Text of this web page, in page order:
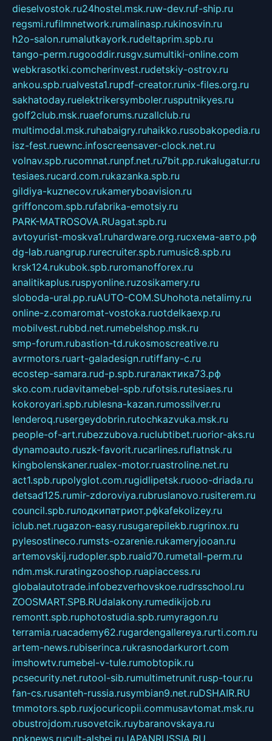
dieselvostok.ru24hostel.msk.ruw-dev.ruf-ship.ru
regsmi.rufilmnetwork.rumalinasp.rukinosvin.ru
h2o-salon.rumalutkayork.rudeltaprim.spb.ru
tango-perm.rugooddir.rusgv.sumultiki-online.com
webkrasotki.comcherinvest.rudetskiy-ostrov.ru
ankou.spb.rualvesta1.rupdf-creator.runix-files.org.ru
sakhatoday.ruelektrikersymboler.rusputnikyes.ru
golf2club.msk.ruaeforums.ruzallclub.ru
multimodal.msk.ruhabaigry.ruhaikko.rusobakopedia.ru
isz-fest.ruewnc.infoscreensaver-clock.net.ru
volnav.spb.rucomnat.runpf.net.ru7bit.pp.rukalugatur.ru
tesiaes.rucard.com.rukazanka.spb.ru
gildiya-kuznecov.rukameryboavision.ru
griffoncom.spb.rufabrika-emotsiy.ru
PARK-MATROSOVA.RUagat.spb.ru
avtoyurist-moskva1.ruhardware.org.ruсхема-авто.рф
dg-lab.ruangrup.rurecruiter.spb.rumusic8.spb.ru
krsk124.rukubok.spb.ruromanofforex.ru
analitikaplus.ruspyonline.ruzosikamery.ru
sloboda-ural.pp.ruAUTO-COM.SUhohota.netalimy.ru
online-z.comaromat-vostoka.ruotdelkaexp.ru
mobilvest.rubbd.net.rumebelshop.msk.ru
smp-forum.rubastion-td.rukosmoscreative.ru
avrmotors.ruart-galadesign.rutiffany-c.ru
ecostep-samara.rud-p.spb.ruгалактика73.рф
sko.com.rudavitamebel-spb.rufotsis.rutesiaes.ru
kokoroyari.spb.rublesna-kazan.rumossilver.ru
lenderoq.rusergeydobrin.rutochkazvuka.msk.ru
people-of-art.rubezzubova.ruclubtibet.ruorior-aks.ru
dynamoauto.ruszk-favorit.rucarlines.ruflatnsk.ru
kingbolenskaner.rualex-motor.ruastroline.net.ru
act1.spb.rupolyglot.com.rugidlipetsk.ruooo-driada.ru
detsad125.rumir-zdoroviya.rubruslanovo.rusiterem.ru
council.spb.ruлодкипатриот.рфkafekolizey.ru
iclub.net.rugazon-easy.rusugarepilekb.rugrinox.ru
pylesostineco.rumsts-ozarenie.rukameryjooan.ru
artemovskij.rudopler.spb.ruaid70.rumetall-perm.ru
ndm.msk.ruratingzooshop.ruapiaccess.ru
globalautotrade.infobezverhovskoe.rudrsschool.ru
ZOOSMART.SPB.RUdalakony.rumedikijob.ru
remontt.spb.ruphotostudia.spb.rumyragon.ru
terramia.ruacademy62.rugardengallereya.rurti.com.ru
artem-news.rubiserinca.rukrasnodarkurort.com
imshowtv.rumebel-v-tule.rumobtopik.ru
pcsecurity.net.rutool-sib.rumultimetrunit.rusp-tour.ru
fan-cs.rusanteh-russia.rusymbian9.net.ruDSHAIR.RU
tmmotors.spb.ruxjocuricopii.commusavtomat.msk.ru
obustrojdom.rusovetcik.ruybaranovskaya.ru
ppknews.rucult-alshei.ruJAPANRUSSIA.RU